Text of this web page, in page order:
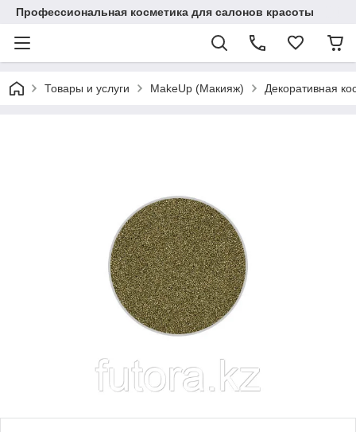
Профессиональная косметика для салонов красоты
Товары и услуги MakeUp (Макияж) Декоративная